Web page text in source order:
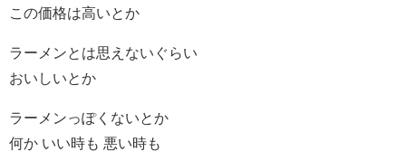
この価格は高いとか
ラーメンとは思えないぐらい
おいしいとか
ラーメンっぽくないとか
何か いい時も 悪い時も